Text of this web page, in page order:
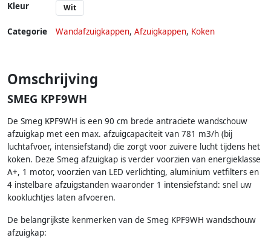
Kleur Wit
Categorie Wandafzuigkappen, Afzuigkappen, Koken
Omschrijving
SMEG KPF9WH
De Smeg KPF9WH is een 90 cm brede antraciete wandschouw
afzuigkap met een max. afzuigcapaciteit van 781 m3/h (bij
luchtafvoer, intensiefstand) die zorgt voor zuivere lucht tijdens het
koken. Deze Smeg afzuigkap is verder voorzien van energieklasse
A+, 1 motor, voorzien van LED verlichting, aluminium vetfilters en
4 instelbare afzuigstanden waaronder 1 intensiefstand: snel uw
kookluchtjes laten afvoeren.
De belangrijkste kenmerken van de Smeg KPF9WH wandschouw
afzuigkap: